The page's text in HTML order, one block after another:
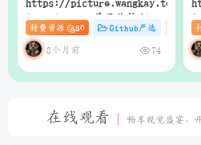
QuantAgent：基于价格驱动
的多智能体 LLM 高频交易分
析系统
付费资源 50 Github严选 杂货
8个月前 74
在线观看 畅享视觉盛宴，